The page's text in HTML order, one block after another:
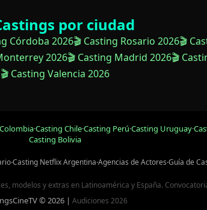
por ciudad
Córdoba 2026🎬 Casting Rosario 2026🎬
2026🎬 Casting Madrid 2026🎬
🎬 Casting Valencia 2026
·Casting Chile·Casting Perú·Casting Uruguay·
Casting Bolivia
·Casting Netflix Argentina·Agencias de Actores·Guía de
modelos y extras en Latinoamérica y España.
© 2026 | Audiciones 2026